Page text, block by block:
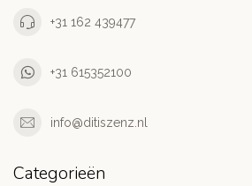
+31 162 439477
+31 615352100
info@ditiszenz.nl
Categorieën